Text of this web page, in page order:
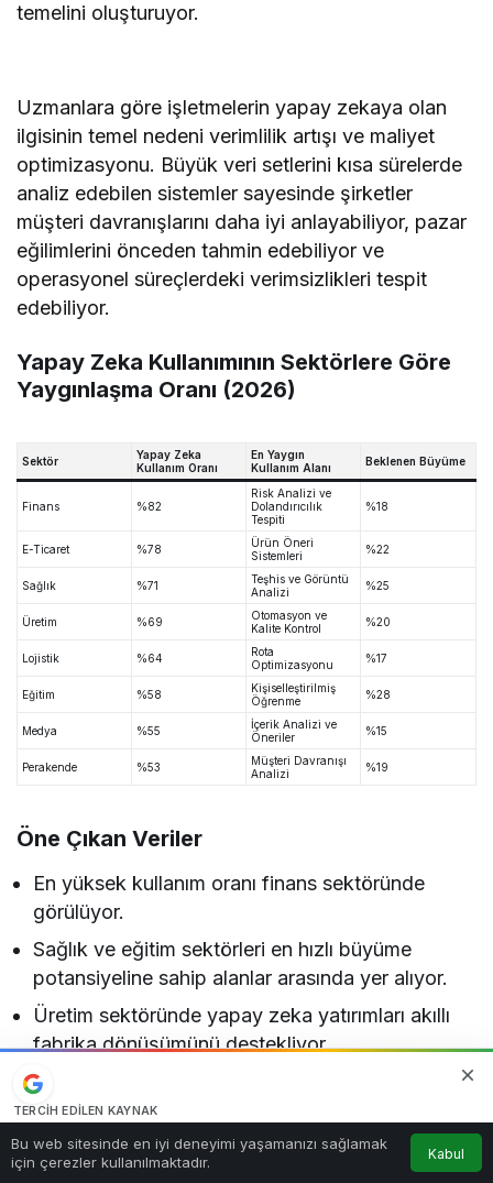
temelini oluşturuyor.
Uzmanlara göre işletmelerin yapay zekaya olan
ilgisinin temel nedeni verimlilik artışı ve maliyet
optimizasyonu. Büyük veri setlerini kısa sürelerde
analiz edebilen sistemler sayesinde şirketler
müşteri davranışlarını daha iyi anlayabiliyor, pazar
eğilimlerini önceden tahmin edebiliyor ve
operasyonel süreçlerdeki verimsizlikleri tespit
edebiliyor.
Yapay Zeka Kullanımının Sektörlere Göre
Yaygınlaşma Oranı (2026)
Sektör
Yapay Zeka
Kullanım Oranı
En Yaygın
Kullanım Alanı
Beklenen Büyüme
Finans %82
Risk Analizi ve
Dolandırıcılık
Tespiti
%18
E-Ticaret %78
Ürün Öneri
Sistemleri
%22
Sağlık %71
Teşhis ve Görüntü
Analizi
%25
Üretim %69
Otomasyon ve
Kalite Kontrol
%20
Lojistik %64
Rota
Optimizasyonu
%17
Eğitim %58
Kişiselleştirilmiş
Öğrenme
%28
Medya %55
İçerik Analizi ve
Öneriler
%15
Perakende %53
Müşteri Davranışı
Analizi
%19
Öne Çıkan Veriler
En yüksek kullanım oranı finans sektöründe
görülüyor.
Sağlık ve eğitim sektörleri en hızlı büyüme
potansiyeline sahip alanlar arasında yer alıyor.
Üretim sektöründe yapay zeka yatırımları akıllı
fabrika dönüşümünü destekliyor.
E-ticaret şirketleri müşteri deneyimini geliştirmek
için yapay zeka kullanımını artırıyor.
Şirketler Dijital Dönüşüm Süreçlerini
TERCIH EDILEN KAYNAK
Kaynağı Ekle
Bu web sitesinde en iyi deneyimi yaşamanızı sağlamak
için çerezler kullanılmaktadır.
Kabul
Anasayfa Akış Bildirimler
0